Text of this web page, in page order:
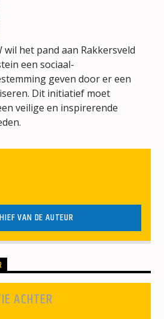
wil het pand aan Rakkersveld
een sociaal-
geven door er een
Dit initiatief moet
veilige en inspirerende
VAN DE AUTEUR
ACHTER